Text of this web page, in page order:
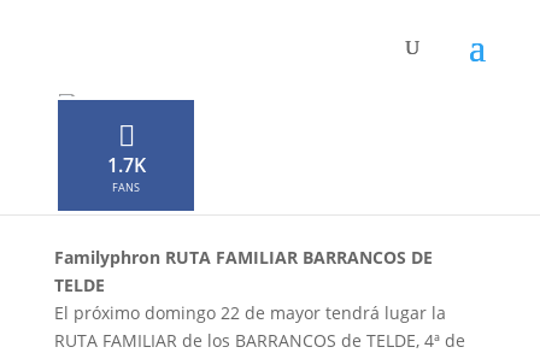
1.7K
FANS
Familyphron Barrancos
de Telde
Neophron
Familyphron RUTA FAMILIAR BARRANCOS DE
TELDE
El próximo domingo 22 de mayor tendrá lugar la
RUTA FAMILIAR de los BARRANCOS de TELDE, 4ª de